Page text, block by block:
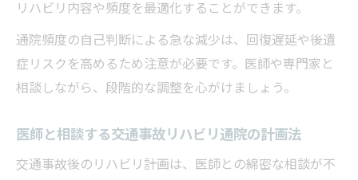
リハビリ内容や頻度を最適化することができます。
通院頻度の自己判断による急な減少は、回復遅延や後遺
症リスクを高めるため注意が必要です。医師や専門家と
相談しながら、段階的な調整を心がけましょう。
医師と相談する交通事故リハビリ通院の計画法
交通事故後のリハビリ計画は、医師との綿密な相談が不